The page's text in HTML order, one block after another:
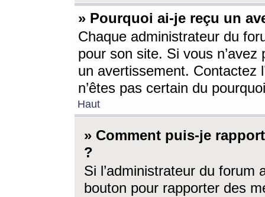
» Pourquoi ai-je reçu un
Chaque administrateur du
pour son site. Si vous
un avertissement. Contactez
n’êtes pas certain du
Haut
» Comment puis-je
?
Si l’administrateur du forum
bouton pour rapporter des